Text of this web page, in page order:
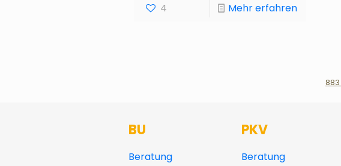
4 Mehr erfahren
883
BU
Beratung
PKV
Beratung